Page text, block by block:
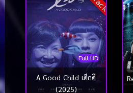
Full HD
A Good Child เด็กดี
(2025)